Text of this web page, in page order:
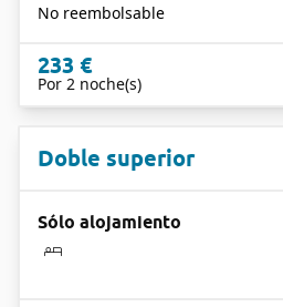
No reembolsable
233 €
Por 2 noche(s)
Doble superior
Sólo alojamiento